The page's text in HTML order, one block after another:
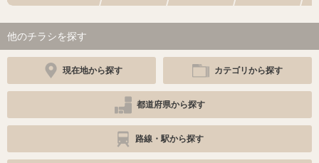
他のチラシを探す
現在地から探す カテゴリから探す
都道府県から探す
路線・駅から探す